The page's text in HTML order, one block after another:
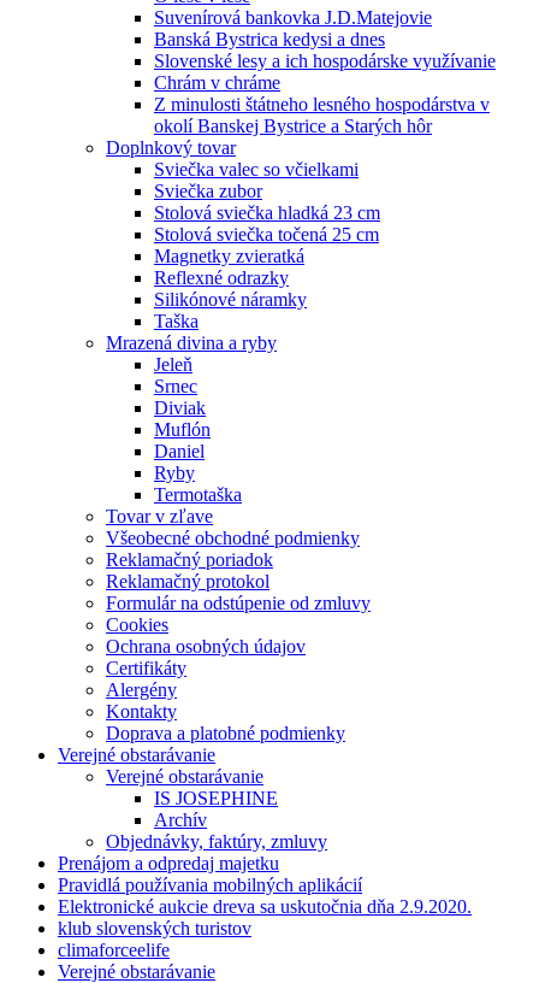
Suvenírová bankovka J.D.Matejovie
Banská Bystrica kedysi a dnes
Slovenské lesy a ich hospodárske využívanie
Chrám v chráme
Z minulosti štátneho lesného hospodárstva v
okolí Banskej Bystrice a Starých hôr
Doplnkový tovar
Sviečka valec so včielkami
Sviečka zubor
Stolová sviečka hladká 23 cm
Stolová sviečka točená 25 cm
Magnetky zvieratká
Reflexné odrazky
Silikónové náramky
Taška
Mrazená divina a ryby
Jeleň
Srnec
Diviak
Muflón
Daniel
Ryby
Termotaška
Tovar v zľave
Všeobecné obchodné podmienky
Reklamačný poriadok
Reklamačný protokol
Formulár na odstúpenie od zmluvy
Cookies
Ochrana osobných údajov
Certifikáty
Alergény
Kontakty
Doprava a platobné podmienky
Verejné obstarávanie
Verejné obstarávanie
IS JOSEPHINE
Archív
Objednávky, faktúry, zmluvy
Prenájom a odpredaj majetku
Pravidlá používania mobilných aplikácií
Elektronické aukcie dreva sa uskutočnia dňa 2.9.2020.
klub slovenských turistov
climaforceelife
Verejné obstarávanie